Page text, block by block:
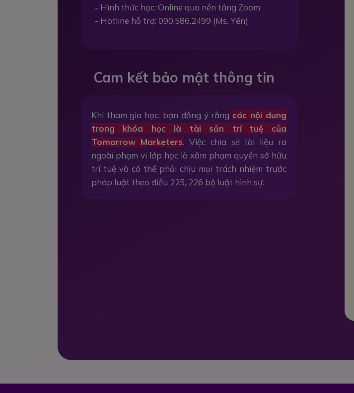
- Hình thức học: Online qua nền tảng Zoom
- Hotline hỗ trợ: 090.586.2499 (Ms. Yến)
Khi tham gia học, bạn đồng ý rằng các nội dung
trong khóa học là tài sản trí tuệ của
Tomorrow Marketers. Việc chia sẻ tài liệu ra
ngoài phạm vi lớp học là xâm phạm quyền sở hữu
trí tuệ và có thể phải chịu mọi trách nhiệm trước
pháp luật theo điều 225, 226 bộ luật hình sự.
Cam kết bảo mật thông tin